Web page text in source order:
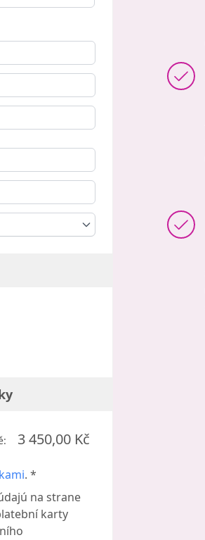
3 450,00 Kč
. *
na strane
karty